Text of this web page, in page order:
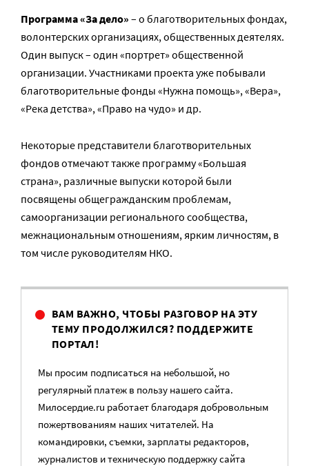
Программа «За дело» – о благотворительных фондах,
волонтерских организациях, общественных деятелях.
Один выпуск – один «портрет» общественной
организации. Участниками проекта уже побывали
благотворительные фонды «Нужна помощь», «Вера»,
«Река детства», «Право на чудо» и др.
Некоторые представители благотворительных
фондов отмечают также программу «Большая
страна», различные выпуски которой были
посвящены общегражданским проблемам,
самоорганизации регионального сообщества,
межнациональным отношениям, ярким личностям, в
том числе руководителям НКО.
ВАМ ВАЖНО, ЧТОБЫ РАЗГОВОР НА ЭТУ
ТЕМУ ПРОДОЛЖИЛСЯ? ПОДДЕРЖИТЕ
ПОРТАЛ!
Мы просим подписаться на небольшой, но
регулярный платеж в пользу нашего сайта.
Милосердие.ru работает благодаря добровольным
пожертвованиям наших читателей. На
командировки, съемки, зарплаты редакторов,
журналистов и техническую поддержку сайта